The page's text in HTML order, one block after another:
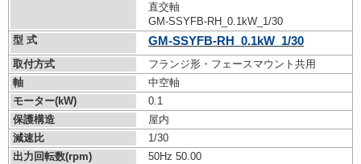
直交軸
GM-SSYFB-RH_0.1kW_1/30
型 式
GM-SSYFB-RH_0.1kW_1/30
取付方式
フランジ形・フェースマウント共用
軸
中空軸
モーター(kW)
0.1
保護構造
屋内
減速比
1/30
出力回転数(rpm)
50Hz 50.00